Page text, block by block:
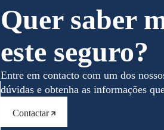
Quer saber
este seguro?
Entre em contacto com um dos
dúvidas e obtenha as informações
Contactar